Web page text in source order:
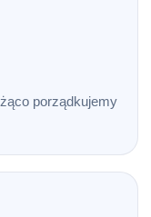
porządkujemy